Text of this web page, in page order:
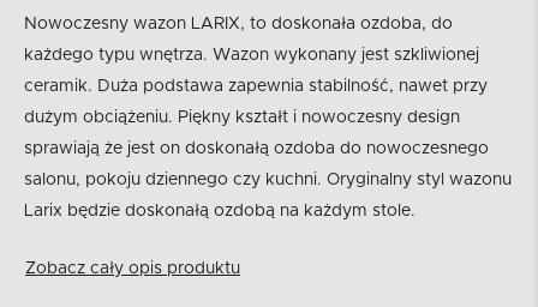
Nowoczesny wazon LARIX, to doskonała ozdoba, do
każdego typu wnętrza. Wazon wykonany jest szkliwionej
ceramik. Duża podstawa zapewnia stabilność, nawet przy
dużym obciążeniu. Piękny kształt i nowoczesny design
sprawiają że jest on doskonałą ozdoba do nowoczesnego
salonu, pokoju dziennego czy kuchni. Oryginalny styl wazonu
Larix będzie doskonałą ozdobą na każdym stole.
Zobacz cały opis produktu